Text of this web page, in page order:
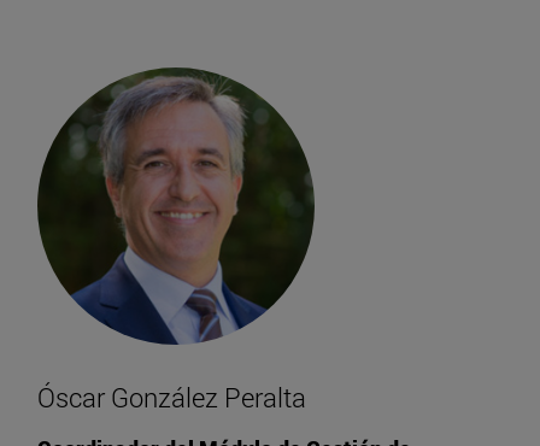
Óscar González Peralta